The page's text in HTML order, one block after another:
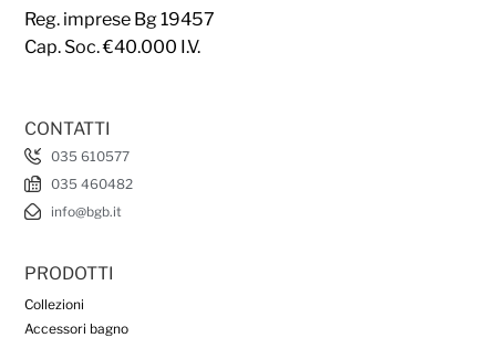
Reg. imprese Bg 19457
Cap. Soc. €40.000 I.V.
CONTATTI
035 610577
035 460482
info@bgb.it
PRODOTTI
Collezioni
Accessori bagno